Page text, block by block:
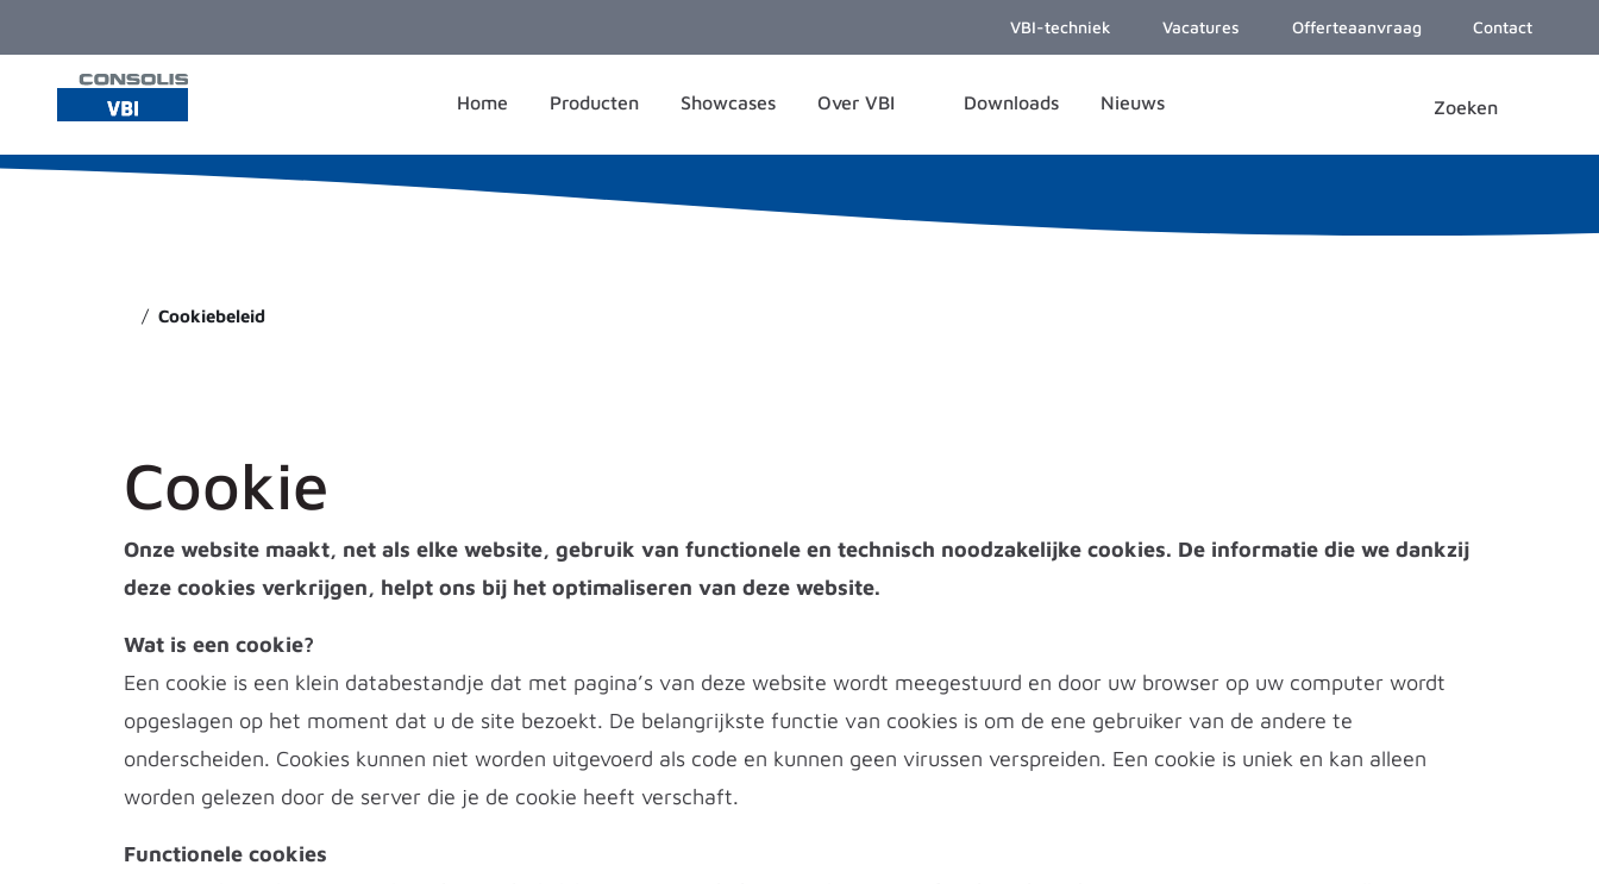
VBI-techniek Vacatures Offerteaanvraag Contact
Home Producten Showcases Over VBI Downloads Nieuws
Cookiebeleid
Cookie
Onze website maakt, net als elke website, gebruik van functionele en technisch noodzakelijke cookies. De informatie die we dankzij
deze cookies verkrijgen, helpt ons bij het optimaliseren van deze website.
Wat is een cookie?
Een cookie is een klein databestandje dat met pagina’s van deze website wordt meegestuurd en door uw browser op uw computer wordt
opgeslagen op het moment dat u de site bezoekt. De belangrijkste functie van cookies is om de ene gebruiker van de andere te
onderscheiden. Cookies kunnen niet worden uitgevoerd als code en kunnen geen virussen verspreiden. Een cookie is uniek en kan alleen
worden gelezen door de server die je de cookie heeft verschaft.
Functionele cookies